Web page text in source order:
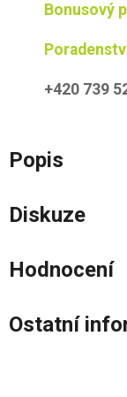
Bonusový
+420 739
Popis
Diskuze
Hodnocení
Ostatní